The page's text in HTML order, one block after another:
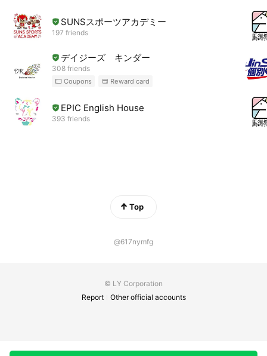
SUNSスポーツアカデミー
197 friends
デイジーズ キンダー
308 friends
Coupons Reward card
EPIC English House
393 friends
Top
@617nymfg
© LY Corporation
Report
Other official accounts